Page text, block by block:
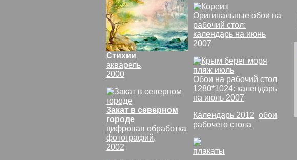
Стихии
акварель,
2000
Закат в северном
городе
цифровая обработка
фотографий,
2002
Оригинальные обои на
рабочий стол:
календарь на июнь
2007
Обои на рабочий стол
1280*1024: календарь
на июль 2007
Календарь 2012 обои
рабочего стола
плакаты